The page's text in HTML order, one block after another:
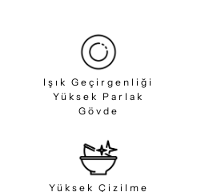
Işık Geçirgenliği
Yüksek Parlak
Gövde
Yüksek Çizilme